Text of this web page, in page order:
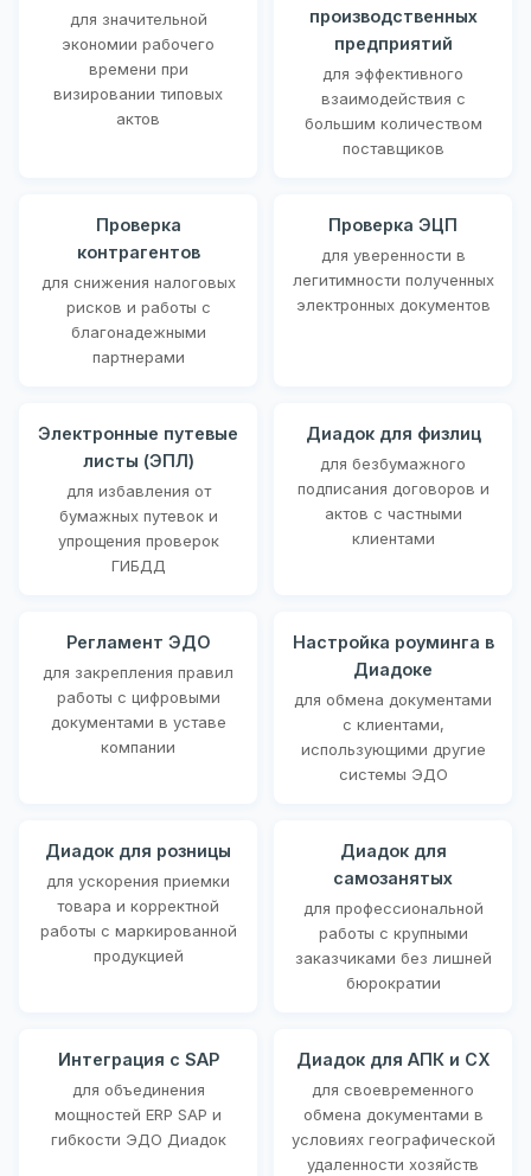
для значительной
экономии рабочего
времени при
визировании типовых
актов
производственных
предприятий
для эффективного
взаимодействия с
большим количеством
поставщиков
Проверка
контрагентов
для снижения налоговых
рисков и работы с
благонадежными
партнерами
Проверка ЭЦП
для уверенности в
легитимности полученных
электронных документов
Электронные путевые
листы (ЭПЛ)
для избавления от
бумажных путевок и
упрощения проверок
ГИБДД
Диадок для физлиц
для безбумажного
подписания договоров и
актов с частными
клиентами
Регламент ЭДО
для закрепления правил
работы с цифровыми
документами в уставе
компании
Настройка роуминга в
Диадоке
для обмена документами
с клиентами,
использующими другие
системы ЭДО
Диадок для розницы
для ускорения приемки
товара и корректной
работы с маркированной
продукцией
Диадок для
самозанятых
для профессиональной
работы с крупными
заказчиками без лишней
бюрократии
Интеграция с SAP
для объединения
мощностей ERP SAP и
гибкости ЭДО Диадок
Диадок для АПК и СХ
для своевременного
обмена документами в
условиях географической
удаленности хозяйств